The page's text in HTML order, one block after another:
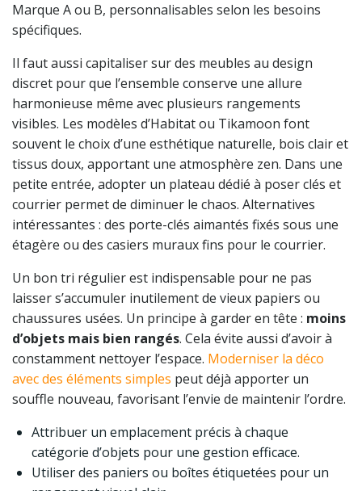
Marque A ou B, personnalisables selon les besoins
spécifiques.
Il faut aussi capitaliser sur des meubles au design
discret pour que l’ensemble conserve une allure
harmonieuse même avec plusieurs rangements
visibles. Les modèles d’Habitat ou Tikamoon font
souvent le choix d’une esthétique naturelle, bois clair et
tissus doux, apportant une atmosphère zen. Dans une
petite entrée, adopter un plateau dédié à poser clés et
courrier permet de diminuer le chaos. Alternatives
intéressantes : des porte-clés aimantés fixés sous une
étagère ou des casiers muraux fins pour le courrier.
Un bon tri régulier est indispensable pour ne pas
laisser s’accumuler inutilement de vieux papiers ou
chaussures usées. Un principe à garder en tête : moins
d’objets mais bien rangés. Cela évite aussi d’avoir à
constamment nettoyer l’espace. Moderniser la déco
avec des éléments simples peut déjà apporter un
souffle nouveau, favorisant l’envie de maintenir l’ordre.
Attribuer un emplacement précis à chaque
catégorie d’objets pour une gestion efficace.
Utiliser des paniers ou boîtes étiquetées pour un